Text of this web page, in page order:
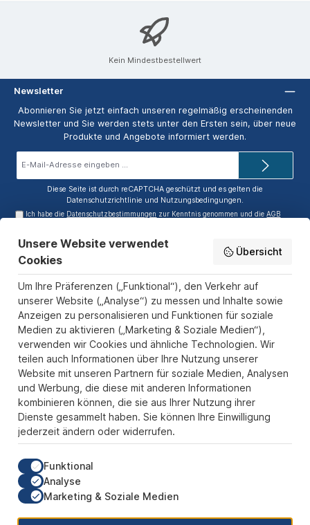
Kein Mindestbestellwert
Newsletter
Abonnieren Sie jetzt einfach unseren regelmäßig erscheinenden
Newsletter und Sie werden stets unter den Ersten sein, über neue
Produkte und Angebote informiert werden.
Diese Seite ist durch reCAPTCHA geschützt und es gelten die
Datenschutzrichtlinie und Nutzungsbedingungen.
Ich habe die Datenschutzbestimmungen zur Kenntnis genommen und dieAGB
Service-Hotline
Informationen
Zahlungs- und Versandarten
Sicher Einkaufen
Über uns
Der Pokal & Vereinsbedarf Onlineshop PokalExpress in Marl ist
Ihr Spezialist für Pokale, Medaillen und Trophäen aus Glas und
Resin, mit einem Fokus auf Säulenpokalen. Unser herausragender
Kundenservice zeichnet sich durch Schnelligkeit und
Zuverlässigkeit aus, um jedem Anlass gerecht zu werden. Wir
verstehen die Bedeutung jedes besonderen Moments und bieten
Erwartungen übertrifft. Ob online oder in unserem Showroom, bei
PokalExpress erwartet Sie Qualität, die begeistert, und ein
Unsere Communities
Unsere Website verwendet
Cookies
Übersicht
Um Ihre Präferenzen („Funktional“), den Verkehr auf
unserer Website („Analyse“) zu messen und Inhalte sowie
Anzeigen zu personalisieren und Funktionen für soziale
Medien zu aktivieren („Marketing & Soziale Medien“),
verwenden wir Cookies und ähnliche Technologien. Wir
teilen auch Informationen über Ihre Nutzung unserer
Website mit unseren Partnern für soziale Medien, Analysen
und Werbung, die diese mit anderen Informationen
kombinieren können, die sie aus Ihrer Nutzung ihrer
Dienste gesammelt haben. Sie können Ihre Einwilligung
jederzeit ändern oder widerrufen.
Funktional
Analyse
Marketing & Soziale Medien